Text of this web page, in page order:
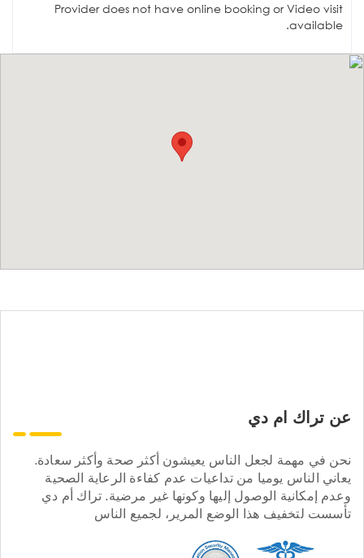
Provider does not have online booking or Video visit
available.
عن تراك ام دي
نحن في مهمة لجعل الناس يعيشون أكثر صحة وأكثر سعادة.
يعاني الناس يوميا من تداعيات عدم كفاءة الرعاية الصحية
وعدم إمكانية الوصول إليها وكونها غير مرضية. تراك أم دي
تأسست لتخفيف هذا الوضع المرير، لجميع الناس